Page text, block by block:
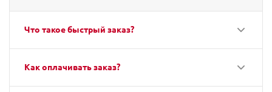
Что такое быстрый заказ?
Как оплачивать заказ?